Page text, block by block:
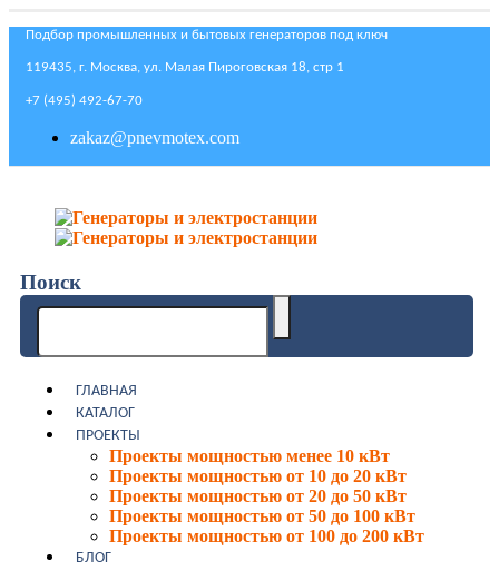
Подбор промышленных и бытовых генераторов под ключ
119435, г. Москва, ул. Малая Пироговская 18, стр 1
+7 (495) 492-67-70
zakaz@pnevmotex.com
Поиск
ГЛАВНАЯ
КАТАЛОГ
ПРОЕКТЫ
Проекты мощностью менее 10 кВт
Проекты мощностью от 10 до 20 кВт
Проекты мощностью от 20 до 50 кВт
Проекты мощностью от 50 до 100 кВт
Проекты мощностью от 100 до 200 кВт
БЛОГ